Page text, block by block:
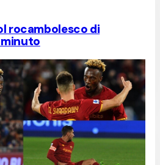
rocambolesco di